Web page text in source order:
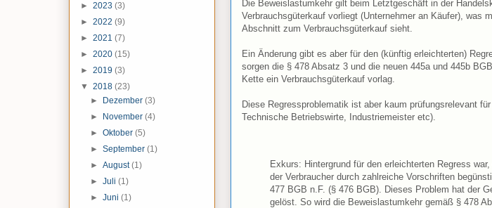
Die Beweislastumkehr gilt beim Letztgeschäft in der
Verbrauchsgüterkauf vorliegt (Unternehmer an Käufer), was
Abschnitt zum Verbrauchsgüterkauf sieht.
Ein Änderung gibt es aber für den (künftig erleichterten)
sorgen die § 478 Absatz 3 und die neuen 445a und 445b
Kette ein Verbrauchsgüterkauf vorlag.
Diese Regressproblematik ist aber kaum prüfungsrelevant
Technische Betriebswirte, Industriemeister etc).
Exkurs: Hintergrund für den erleichterten Regress
der Verbraucher durch zahlreiche Vorschriften
477 BGB n.F. (§ 476 BGB). Dieses Problem hat der
gelöst. So wird die Beweislastumkehr gemäß § 478
► 2023 (3)
► 2022 (9)
► 2021 (7)
► 2020 (15)
► 2019 (3)
▼ 2018 (23)
►
Dezember(3)
►
November(4)
►Oktober(5)
►September(1)
►August(1)
►Juli(1)
►Juni(1)